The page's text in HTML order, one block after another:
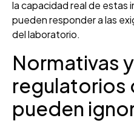
la capacidad real de estas
pueden responder a las
del laboratorio.
Normativas
regulatorios
pueden